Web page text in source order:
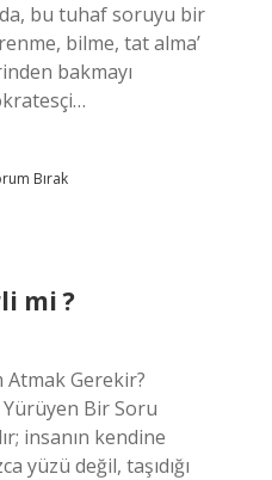
bu tuhaf soruyu bir
bilme, tat alma’
bakmayı
Bırak
mi ?
Atmak Gerekir?
Yürüyen Bir Soru
insanın kendine
yüzü değil, taşıdığı